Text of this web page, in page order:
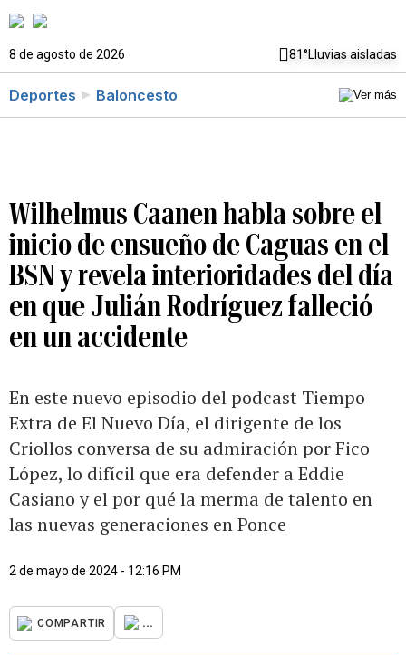
8 de agosto de 2026 81°Lluvias aisladas
Deportes Baloncesto
Wilhelmus Caanen habla sobre el
inicio de ensueño de Caguas en el
BSN y revela interioridades del día
en que Julián Rodríguez falleció
en un accidente
En este nuevo episodio del podcast Tiempo
Extra de El Nuevo Día, el dirigente de los
Criollos conversa de su admiración por Fico
López, lo difícil que era defender a Eddie
Casiano y el por qué la merma de talento en
las nuevas generaciones en Ponce
2 de mayo de 2024 - 12:16 PM
COMPARTIR ...